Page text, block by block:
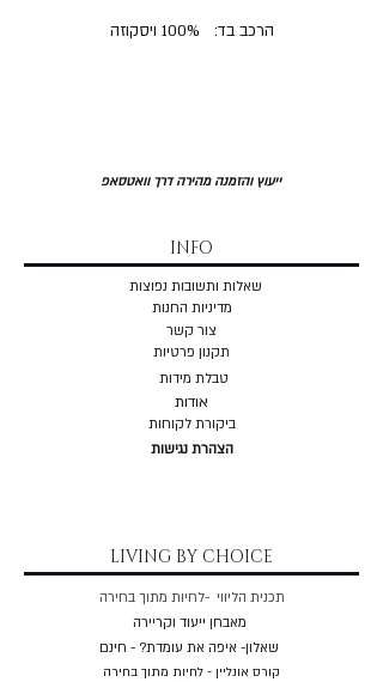
הרכב בד: 100% ויסקוזה
ייעוץ והזמנה מהירה דרך וואטסאפ
INFO
שאלות ותשובות נפוצות
מדיניות החנות
צור קשר
תקנון פרטיות
טבלת מידות
אודות
ביקורת לקוחות
הצהרת נגישות
LIVING BY CHOICE
תכנית הליווי -לחיות מתוך בחירה
מאבחן ייעוד וקריירה
שאלון- איפה את עומדת? - חינם
קורס אונליין - לחיות מתוך בחירה